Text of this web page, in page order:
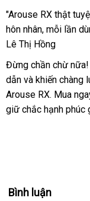
"Arouse RX thật
hôn nhân, mỗi lần
Lê Thị Hồng
Đừng chần chừ
dẫn và khiến chàng
Arouse RX. Mua
giữ chắc hạnh phúc
Bình luận